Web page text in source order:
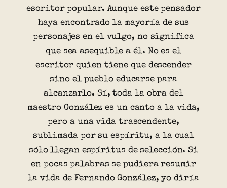
escritor popular. Aunque este pensador
haya encontrado la mayoría de sus
personajes en el vulgo, no significa
que sea asequible a él. No es el
escritor quien tiene que descender
sino el pueblo educarse para
alcanzarlo. Sí, toda la obra del
maestro González es un canto a la vida,
pero a una vida trascendente,
sublimada por su espíritu, a la cual
sólo llegan espíritus de selección. Si
en pocas palabras se pudiera resumir
la vida de Fernando González, yo diría